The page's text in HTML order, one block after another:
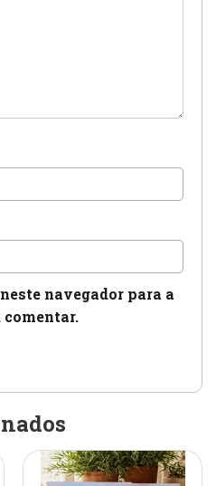
navegador para a
comentar.